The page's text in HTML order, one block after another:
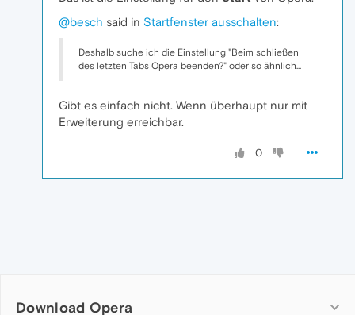
@besch said in Startfenster ausschalten:
Deshalb suche ich die Einstellung "Beim schließen
des letzten Tabs Opera beenden?" oder so ähnlich...
Gibt es einfach nicht. Wenn überhaupt nur mit
Erweiterung erreichbar.
0
Download Opera